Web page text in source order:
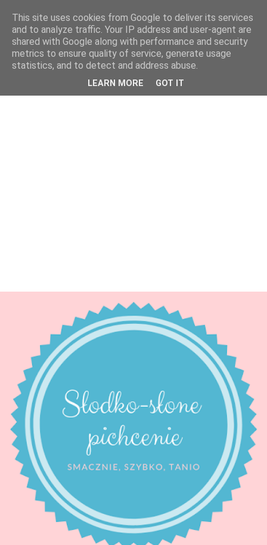
This site uses cookies from Google to deliver its services
and to analyze traffic. Your IP address and user-agent are
shared with Google along with performance and security
metrics to ensure quality of service, generate usage
statistics, and to detect and address abuse.
LEARN MORE GOT IT